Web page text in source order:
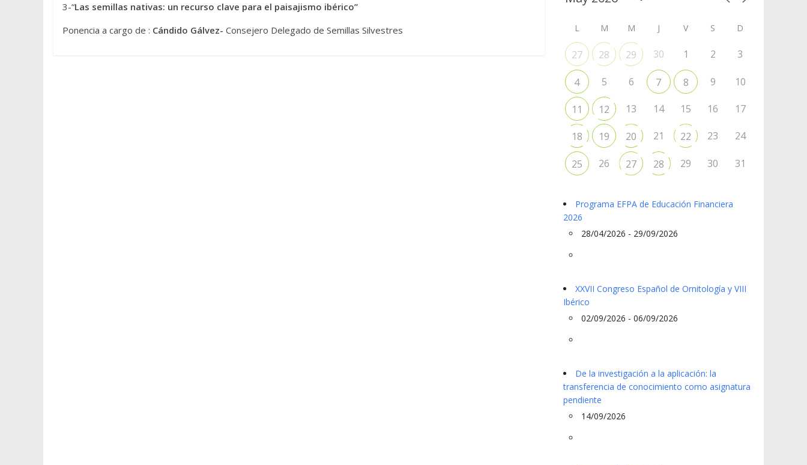
3-“Las semillas nativas: un recurso clave para el paisajismo ibérico”
Ponencia a cargo de : Cándido Gálvez- Consejero Delegado de Semillas Silvestres L M M J V S D
27 28 29 30 1 2 3
4 5 6 7 8 9 10
11 12 13 14 15 16 17
18 19 20 21 22 23 24
25 26 27 28 29 30 31
Programa EFPA de Educación Financiera
2026
28/04/2026 - 29/09/2026
XXVII Congreso Español de Ornitología y VIII
Ibérico
02/09/2026 - 06/09/2026
De la investigación a la aplicación: la
transferencia de conocimiento como asignatura
pendiente
14/09/2026